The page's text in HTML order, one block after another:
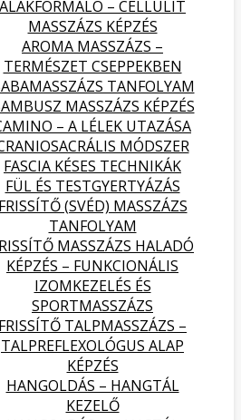
ALAKFORMÁLÓ – CELLULIT
MASSZÁZS KÉPZÉS
AROMA MASSZÁZS –
TERMÉSZET CSEPPEKBEN
TANFOLYAM
MASSZÁZS KÉPZÉS
– A LÉLEK UTAZÁSA
MÓDSZER
FASCIA KÉSES TECHNIKÁK
FÜL ÉS TESTGYERTYÁZÁS
FRISSÍTŐ (SVÉD) MASSZÁZS
TANFOLYAM
MASSZÁZS HALADÓ
KÉPZÉS – FUNKCIONÁLIS
IZOMKEZELÉS ÉS
SPORTMASSZÁZS
FRISSÍTŐ TALPMASSZÁZS –
TALPREFLEXOLÓGUS ALAP
KÉPZÉS
HANGOLDÁS – HANGTÁL
KEZELŐ